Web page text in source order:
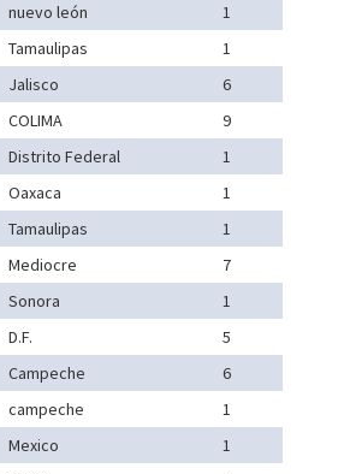
nuevo león
1
Tamaulipas
1
Jalisco
6
COLIMA
9
Distrito Federal
1
Oaxaca
1
Tamaulipas
1
Mediocre
7
Sonora
1
D.F.
5
Campeche
6
campeche
1
Mexico
1